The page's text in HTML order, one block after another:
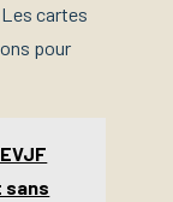
cartes
pour
sans